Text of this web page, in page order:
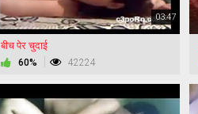
03:47
बीच पेर चुदाई
60% 42224